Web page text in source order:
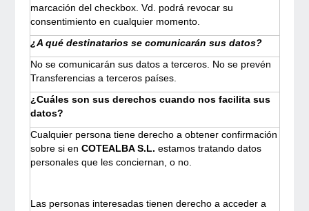
marcación del checkbox. Vd. podrá revocar su
consentimiento en cualquier momento.
¿A qué destinatarios se comunicarán sus datos?
No se comunicarán sus datos a terceros. No se prevén
Transferencias a terceros países.
¿Cuáles son sus derechos cuando nos facilita sus
datos?
Cualquier persona tiene derecho a obtener confirmación
sobre si en COTEALBA S.L. estamos tratando datos
personales que les conciernan, o no.
Las personas interesadas tienen derecho a acceder a